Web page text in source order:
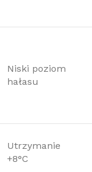
Niski poziom
hałasu
Utrzymanie
+8°C